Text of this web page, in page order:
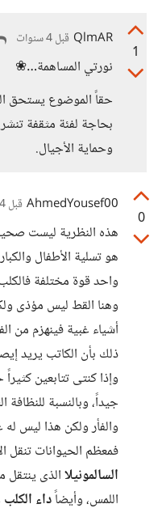
1
QlmAR قبل 4 سنوات
نورتي المساهمة…❀
حقاً الموضوع يستحق
بحاجة لفئة مثقفة
وحماية الأجيال.
0
AhmedYousef00 قبل 4 سنوات
هذه النظرية ليست
هو تسلية الأطفال
واحد قوة مختلفة
وهنا القط ليس مؤذى
أشياء غبية فينهزم من
ذلك بأن الكاتب يريد
وإذا كنتى تتابعين
جيداً، وبالنسبة
والفأر ولكن هذا ليس له
فمعظم الحيوانات
السالمونيلاالذى
اللمس، وأيضاًداء الكلب